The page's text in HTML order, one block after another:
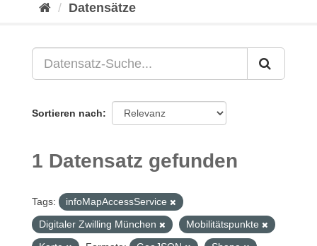
Datensätze
Sortieren nach
1 Datensatz gefunden
Tags:
infoMapAccessService
Digitaler Zwilling München
Mobilitätspunkte